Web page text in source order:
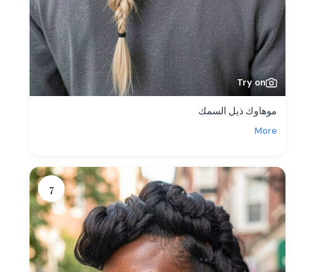
Try on
موهاوك ذيل السمك
More
7